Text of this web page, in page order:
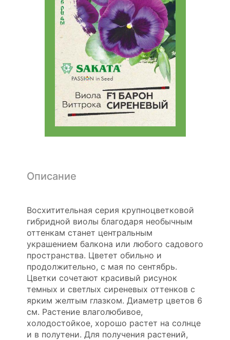
Описание
Восхитительная серия крупноцветковой
гибридной виолы благодаря необычным
оттенкам станет центральным
украшением балкона или любого садового
пространства. Цветет обильно и
продолжительно, с мая по сентябрь.
Цветки сочетают красивый рисунок
темных и светлых сиреневых оттенков с
ярким желтым глазком. Диаметр цветов 6
см. Растение влаголюбивое,
холодостойкое, хорошо растет на солнце
и в полутени. Для получения растений,